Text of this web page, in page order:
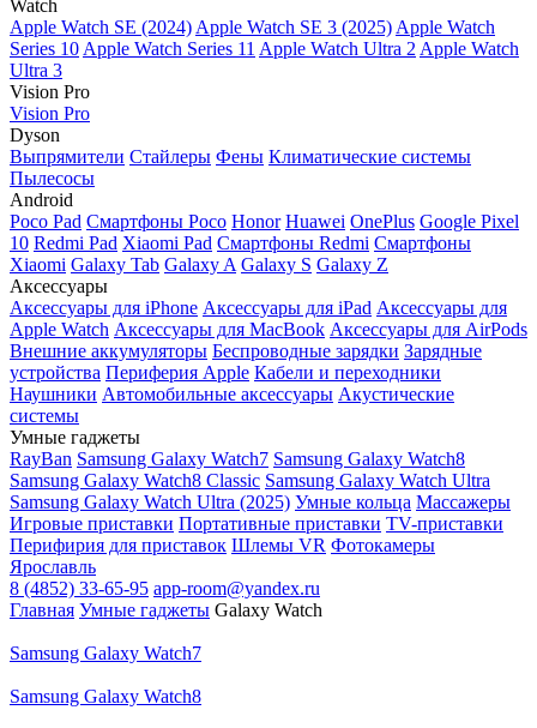
Watch
Apple Watch SE (2024) Apple Watch SE 3 (2025) Apple Watch
Series 10 Apple Watch Series 11 Apple Watch Ultra 2 Apple Watch
Ultra 3
Vision Pro
Vision Pro
Dyson
Выпрямители Стайлеры Фены Климатические системы
Пылесосы
Android
Poco Pad Смартфоны Poco Honor Huawei OnePlus Google Pixel
10 Redmi Pad Xiaomi Pad Смартфоны Redmi Смартфоны
Xiaomi Galaxy Tab Galaxy A Galaxy S Galaxy Z
Аксессуары
Аксессуары для iPhone Аксессуары для iPad Аксессуары для
Apple Watch Аксессуары для MacBook Аксессуары для AirPods
Внешние аккумуляторы Беспроводные зарядки Зарядные
устройства Периферия Apple Кабели и переходники
Наушники Автомобильные аксессуары Акустические
системы
Умные гаджеты
RayBan Samsung Galaxy Watch7 Samsung Galaxy Watch8
Samsung Galaxy Watch8 Classic Samsung Galaxy Watch Ultra
Samsung Galaxy Watch Ultra (2025) Умные кольца Массажеры
Игровые приставки Портативные приставки TV-приставки
Перифирия для приставок Шлемы VR Фотокамеры
Ярославль
8 (4852) 33-65-95 app-room@yandex.ru
Главная Умные гаджеты Galaxy Watch
Samsung Galaxy Watch7
Samsung Galaxy Watch8